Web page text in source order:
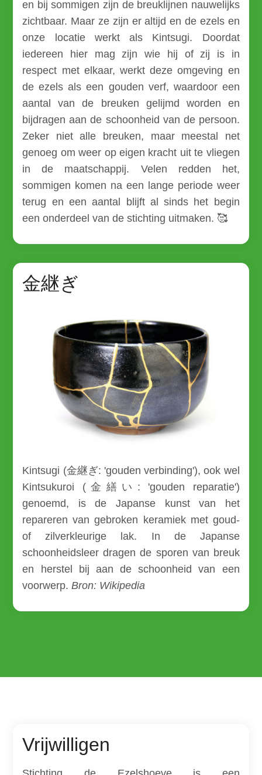
en bij sommigen zijn de breuklijnen nauwelijks
zichtbaar. Maar ze zijn er altijd en de ezels en
onze locatie werkt als Kintsugi. Doordat
iedereen hier mag zijn wie hij of zij is in
respect met elkaar, werkt deze omgeving en
de ezels als een gouden verf, waardoor een
aantal van de breuken gelijmd worden en
bijdragen aan de schoonheid van de persoon.
Zeker niet alle breuken, maar meestal net
genoeg om weer op eigen kracht uit te vliegen
in de maatschappij. Velen redden het,
sommigen komen na een lange periode weer
terug en een aantal blijft al sinds het begin
een onderdeel van de stichting uitmaken. 🥰
金継ぎ
Kintsugi (金継ぎ: 'gouden verbinding'), ook wel
Kintsukuroi (金繕い: 'gouden reparatie')
genoemd, is de Japanse kunst van het
repareren van gebroken keramiek met goud-
of zilverkleurige lak. In de Japanse
schoonheidsleer dragen de sporen van breuk
en herstel bij aan de schoonheid van een
voorwerp.Bron: Wikipedia
Vrijwilligen